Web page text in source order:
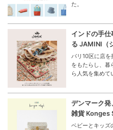
た。
インドの手
る JAMINI（
パリ10区に店を
をもたらし、暮
ら人気を集めて
デンマーク発
雑貨 Konges
ベビーとキッズ